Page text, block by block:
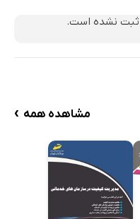
ثبت نشده است.
مشاهده همه ›